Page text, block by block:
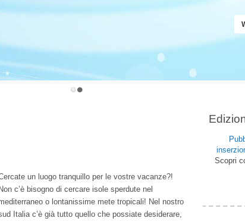
un luogo tranquillo per le vostre vacanze?!
c’è bisogno di cercare isole sperdute nel
o lontanissime mete tropicali! Nel nostro
Italia c’è già tutto quello che possiate desiderare,
Scopri